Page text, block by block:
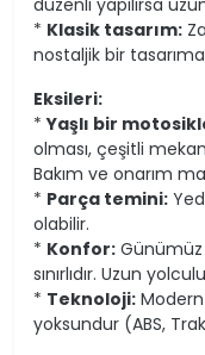
düzenli yapılırsa
* Klasik tasarım:
nostaljik bir
Eksileri:
*Yaşlı bir
olması, çeşitli
Bakım ve onarım
* Parça temini:
olabilir.
* Konfor:
sınırlıdır. Uzun
* Teknoloji:
yoksundur (ABS,